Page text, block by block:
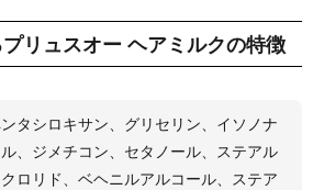
リュスオー ヘアミルクの特徴
タシロキサン、グリセリン、イソノナ
、ジメチコン、セタノール、ステアル
クロリド、ベヘニルアルコール、ステア